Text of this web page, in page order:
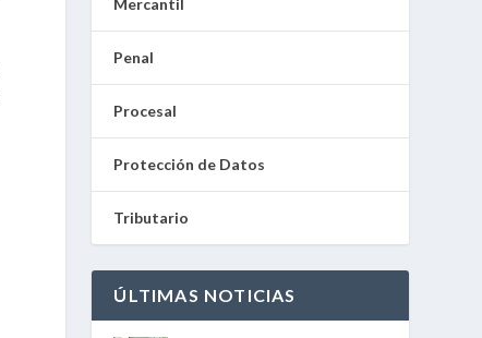
Mercantil
Penal
Procesal
Protección de Datos
Tributario
ÚLTIMAS NOTICIAS